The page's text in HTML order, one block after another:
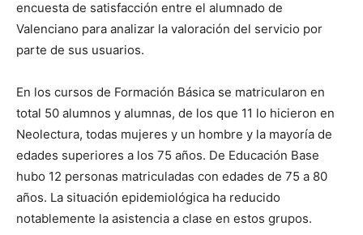
encuesta de satisfacción entre el alumnado de
Valenciano para analizar la valoración del servicio por
parte de sus usuarios.
En los cursos de Formación Básica se matricularon en
total 50 alumnos y alumnas, de los que 11 lo hicieron en
Neolectura, todas mujeres y un hombre y la mayoría de
edades superiores a los 75 años. De Educación Base
hubo 12 personas matriculadas con edades de 75 a 80
años. La situación epidemiológica ha reducido
notablemente la asistencia a clase en estos grupos.